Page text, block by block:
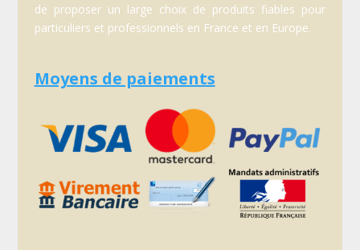
de proposer un large choix de produits fiables pour
particuliers et professionnels en France et en Europe.
Moyens de paiements